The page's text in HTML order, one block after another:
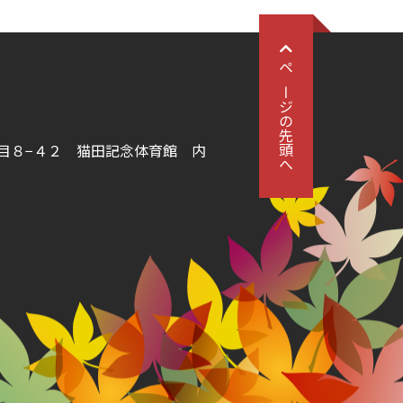
ページの先頭へ
８−４２ 猫田記念体育館 内